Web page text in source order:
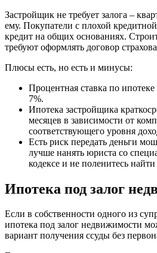
Застройщик не требует залога –
ему. Покупатели с плохой
кредит на общих основаниях.
требуют оформлять договор
Плюсы есть, но есть и минусы:
Процентная ставка по
7%.
Ипотека застройщика
месяцев в зависимости от
соответствующего уровня
Есть риск передать деньги
лучше нанять юриста со
кодексе и не поленитесь
Ипотека под залог
Если в собственности одного из
ипотека под залог недвижимости
вариант получения ссуды без